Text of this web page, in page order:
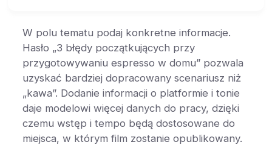
W polu tematu podaj konkretne informacje.
Hasło „3 błędy początkujących przy
przygotowywaniu espresso w domu” pozwala
uzyskać bardziej dopracowany scenariusz niż
„kawa”. Dodanie informacji o platformie i tonie
daje modelowi więcej danych do pracy, dzięki
czemu wstęp i tempo będą dostosowane do
miejsca, w którym film zostanie opublikowany.